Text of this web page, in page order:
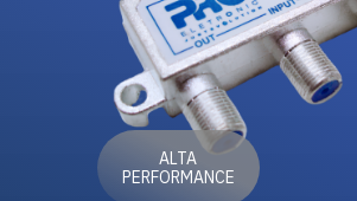
ALTA
PERFORMANCE